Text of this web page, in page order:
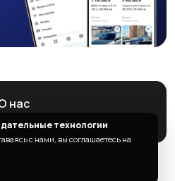
нас
технологии
с нами, вы соглашаетесь на